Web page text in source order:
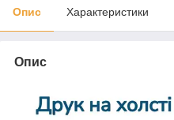
Опис Характеристики
Опис